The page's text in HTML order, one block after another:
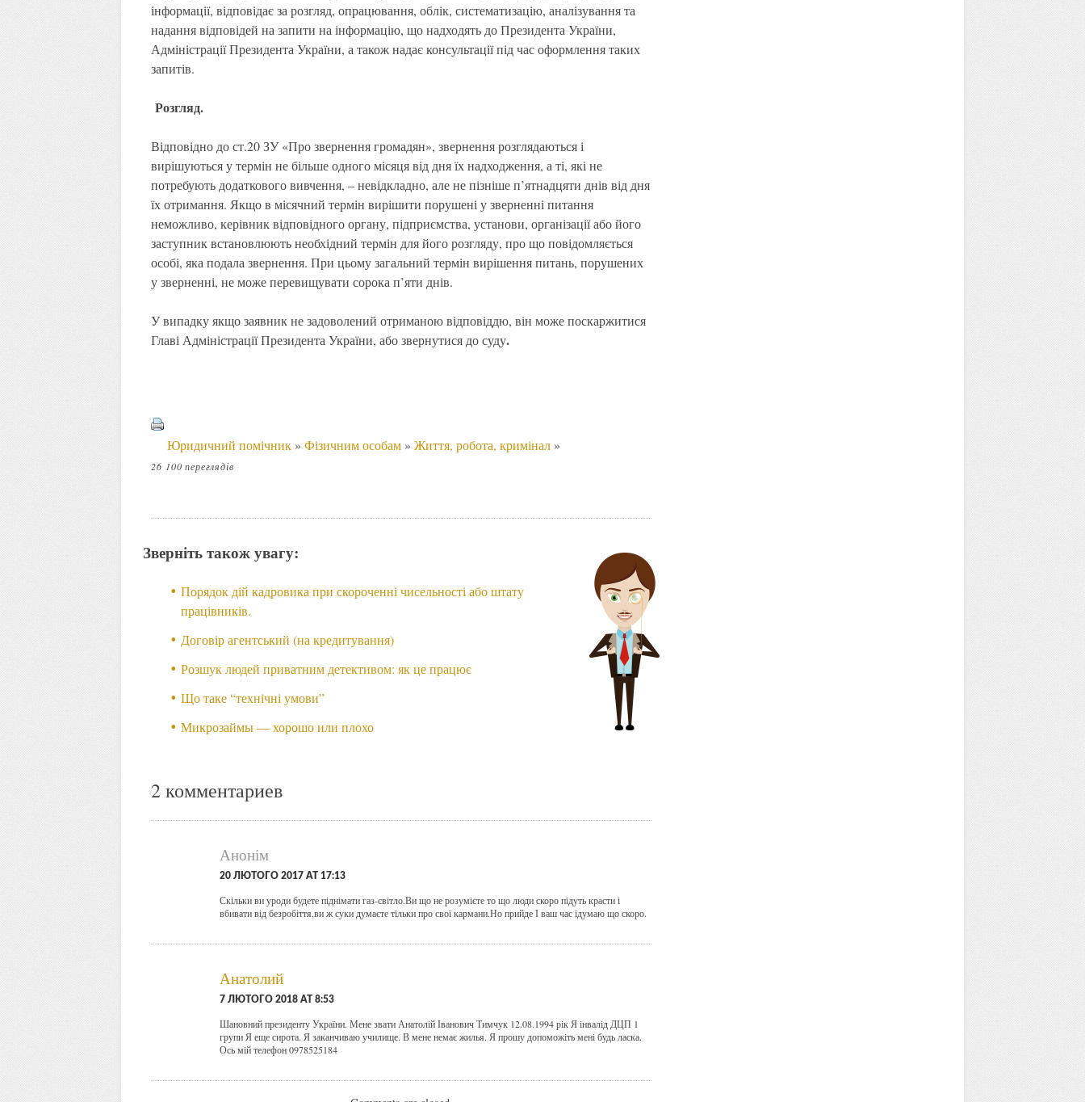
інформації, відповідає за розгляд, опрацювання, облік, систематизацію, аналізування та
надання відповідей на запити на інформацію, що надходять до Президента України,
Адміністрації Президента України, а також надає консультації під час оформлення таких
запитів.
Розгляд.
Відповідно до ст.20 ЗУ «Про звернення громадян», звернення розглядаються і
вирішуються у термін не більше одного місяця від дня їх надходження, а ті, які не
потребують додаткового вивчення, – невідкладно, але не пізніше п’ятнадцяти днів від дня
їх отримання. Якщо в місячний термін вирішити порушені у зверненні питання
неможливо, керівник відповідного органу, підприємства, установи, організації або його
заступник встановлюють необхідний термін для його розгляду, про що повідомляється
особі, яка подала звернення. При цьому загальний термін вирішення питань, порушених
у зверненні, не може перевищувати сорока п’яти днів.
У випадку якщо заявник не задоволений отриманою відповіддю, він може поскаржитися
Главі Адміністрації Президента України, або звернутися до суду.
Юридичний помічник» Фізичним особам» Життя, робота, кримінал»
26 100 переглядів
Зверніть також увагу:
Порядок дій кадровика при скороченні чисельності або штату
працівників.
Договір агентський (на кредитування)
Розшук людей приватним детективом: як це працює
Що таке “технічні умови”
Микрозаймы — хорошо или плохо
2 комментариев
Анонім
20 ЛЮТОГО 2017 AT 17:13
Скільки ви уроди будете піднімати газ-світло.Ви що не розумієте то що люди скоро підуть красти і
вбивати від безробіття,ви ж суки думаєте тільки про свої кармани.Но прийде І ваш час ідумаю що скоро.
Анатолий
7 ЛЮТОГО 2018 AT 8:53
Шановний президенту України. Мене звати Анатолій Іванович Тимчук 12.08.1994 рік Я інвалід ДЦП 1
групи Я еще сирота. Я заканчиваю училище. В мене немає жилья. Я прошу допоможіть мені будь ласка.
Ось мій телефон 0978525184